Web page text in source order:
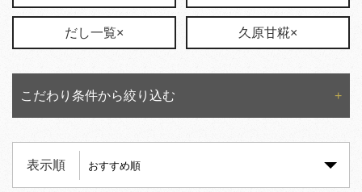
だし一覧× 久原甘糀×
こだわり条件から絞り込む
表示順